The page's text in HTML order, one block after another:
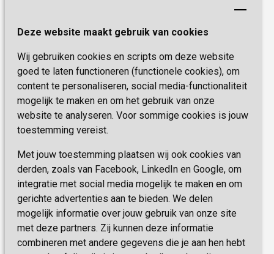
Deze website maakt gebruik van cookies
Wij gebruiken cookies en scripts om deze website
goed te laten functioneren (functionele cookies), om
content te personaliseren, social media-functionaliteit
mogelijk te maken en om het gebruik van onze
website te analyseren. Voor sommige cookies is jouw
toestemming vereist.
Met jouw toestemming plaatsen wij ook cookies van
derden, zoals van Facebook, LinkedIn en Google, om
integratie met social media mogelijk te maken en om
gerichte advertenties aan te bieden. We delen
mogelijk informatie over jouw gebruik van onze site
met deze partners. Zij kunnen deze informatie
combineren met andere gegevens die je aan hen hebt
Onze specialiteiten
Kwaliteit & Klantbeleving
Missie & Visie
Vastgoed
Innovatie
6419 PB Heerlen
Telefoon:0900 777 4 777
E-mail:zorgbemiddeling@sevagram.nl
Schrijf je nu in!
Blijf op de hoogte van de laatste activiteiten en
nieuwtjes met onze nieuwsbrief
INSCHRIJVEN